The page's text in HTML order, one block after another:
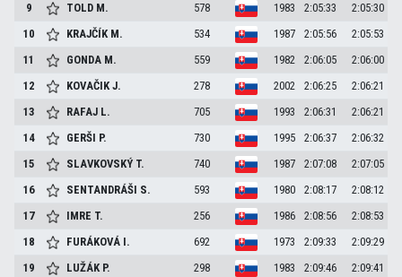
9
TOLD M. 578 1983 2:05:33
2:05:30
10
KRAJČÍK M. 534 1987 2:05:56
2:05:53
11
GONDA M. 559 1982 2:06:05
2:06:00
12
KOVAČIKJ. 278 2002 2:06:25
2:06:21
13
RAFAJ L. 705 1993 2:06:31
2:06:21
14
GERŠI P. 730 1995 2:06:37
2:06:32
15
SLAVKOVSKÝ T. 740 1987 2:07:08
2:07:05
16
SENTANDRÁŠI S. 593 1980 2:08:17
2:08:12
17
IMRE T. 256 1986 2:08:56
2:08:53
18
FURÁKOVÁ I. 692 1973 2:09:33
2:09:29
19
LUŽÁK P. 298 1983 2:09:46
2:09:41